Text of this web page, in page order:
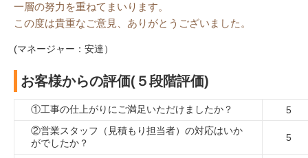
一層の努力を重ねてまいります。
この度は貴重なご意見、ありがとうございました。
(マネージャー：安達）
お客様からの評価(５段階評価)
①工事の仕上がりにご満足いただけましたか？
5
②営業スタッフ（見積もり担当者）の対応はいか
がでしたか？
5